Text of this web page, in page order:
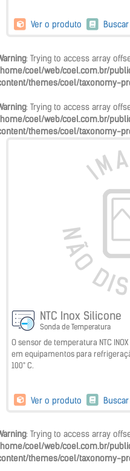
Ver o produto
: Trying to access array
coel/web/coel.com.br/
themes/coel/taxonomy-
: Trying to access array
coel/web/coel.com.br/
themes/coel/taxonomy-
NTC Inox Silicone
Sonda de Temperatura
O sensor de temperatura NTC
em equipamentos para
100° C.
Ver o produto
: Trying to access array
coel/web/coel.com.br/
themes/coel/taxonomy-